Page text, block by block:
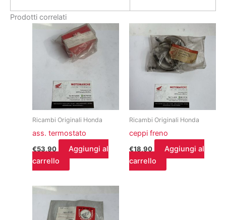
Prodotti correlati
Ricambi Originali Honda
ass. termostato
€53,90
Aggiungi al
carrello
Ricambi Originali Honda
ceppi freno
€18,90
Aggiungi al
carrello